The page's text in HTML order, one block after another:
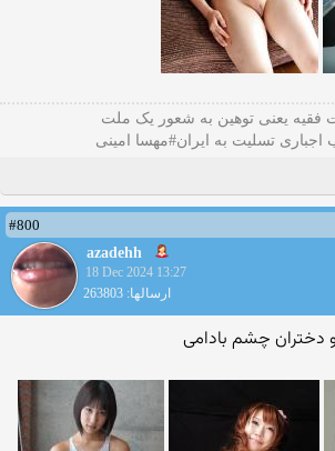
فقیه یعنی‌ توهین به شعور یک ملت
اجباری تسلیت به ایران#مهسا امینی
#800
azadehh
18 Dec 2024 13:27
ارسالها: 263803
چشم بادامی